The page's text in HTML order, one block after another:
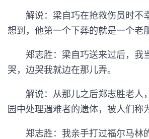
解说：梁自巧在抢救伤员时不
想到，他第一个下葬的就是一个老
郑志胜：梁自巧送来过后，我
哭，边哭我就边在那儿弄。
解说：从那儿之后郑志胜老人
园中处理遇难者的遗体，被人们称为
郑志胜：我亲手打过福尔马林